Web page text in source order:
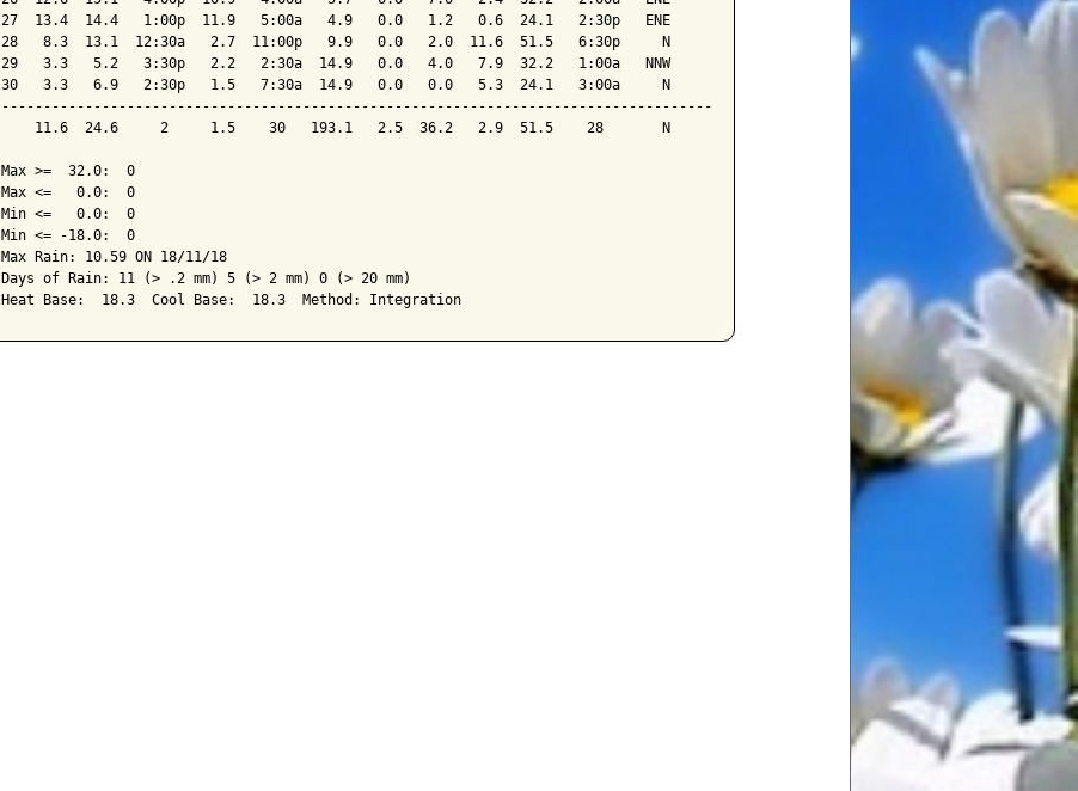
27  13.4  14.4   1:00p  11.9   5:00a   4.9   0.0   1.2   0.6  24.1   2:30p   ENE
28   8.3  13.1  12:30a   2.7  11:00p   9.9   0.0   2.0  11.6  51.5   6:30p     N
29   3.3   5.2   3:30p   2.2   2:30a  14.9   0.0   4.0   7.9  32.2   1:00a   NNW
30   3.3   6.9   2:30p   1.5   7:30a  14.9   0.0   0.0   5.3  24.1   3:00a     N
-------------------------------------------------------------------------------------
    11.6  24.6     2     1.5    30   193.1   2.5  36.2   2.9  51.5    28       N
Max >=  32.0:  0
Max <=   0.0:  0
Min <=   0.0:  0
Min <= -18.0:  0
Max Rain: 10.59 ON 18/11/18
Days of Rain: 11 (> .2 mm) 5 (> 2 mm) 0 (> 20 mm)